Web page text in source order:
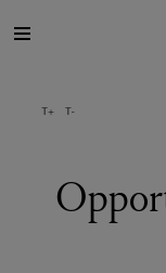
lavoro